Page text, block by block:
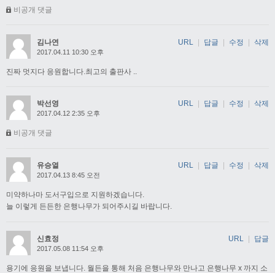
비공개 댓글
김나연
2017.04.11 10:30 오후
진짜 멋지다 응원합니다.최고의 출판사 ..
URL | 답글 | 수정 | 삭제
박선영
2017.04.12 2:35 오후
비공개 댓글
URL 답글 수정 삭제
유승열
2017.04.13 8:45 오전
미약하나마 도서구입으로 지원하겠습니다.
늘 이렇게 든든한 은행나무가 되어주시길 바랍니다.
URL 답글 수정 삭제
신효정
2017.05.08 11:54 오후
용기에 응원을 보냅니다. 월든을 통해 처음 은행나무와 만나고 은행나무 x 까지 소
URL 답글